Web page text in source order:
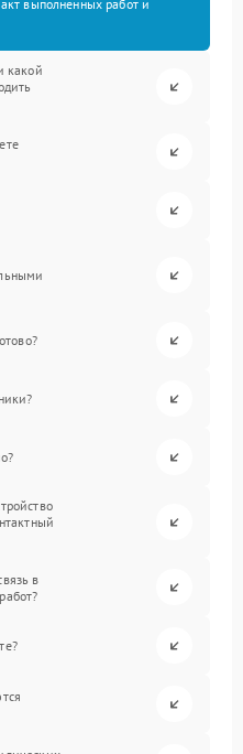
выполненных работ и
какой
в